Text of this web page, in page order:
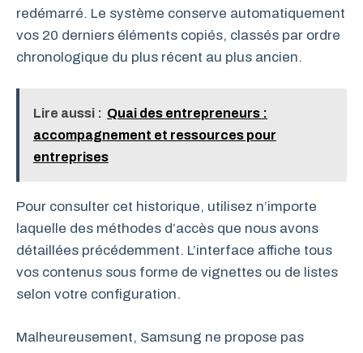
redémarré. Le système conserve automatiquement
vos 20 derniers éléments copiés, classés par ordre
chronologique du plus récent au plus ancien.
Lire aussi : Quai des entrepreneurs :
accompagnement et ressources pour
entreprises
Pour consulter cet historique, utilisez n’importe
laquelle des méthodes d’accès que nous avons
détaillées précédemment. L’interface affiche tous
vos contenus sous forme de vignettes ou de listes
selon votre configuration.
Malheureusement, Samsung ne propose pas